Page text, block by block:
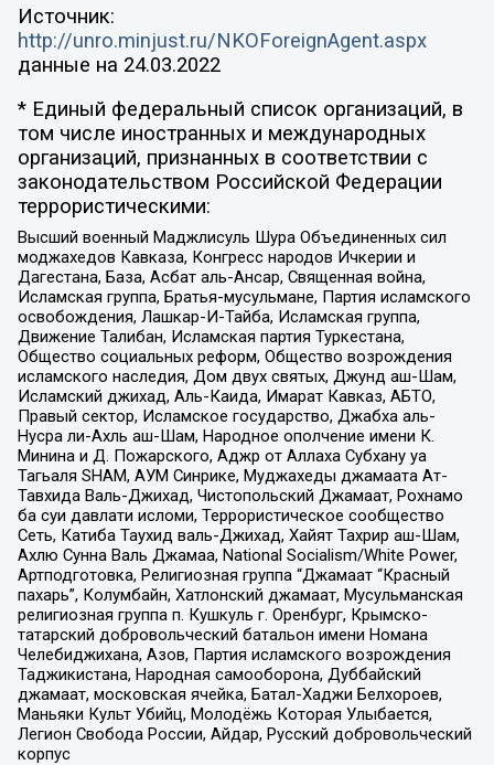
Источник:
http://unro.minjust.ru/NKOForeignAgent.aspx
данные на 24.03.2022
* Единый федеральный список организаций, в
том числе иностранных и международных
организаций, признанных в соответствии с
законодательством Российской Федерации
террористическими:
Высший военный Маджлисуль Шура Объединенных сил
моджахедов Кавказа, Конгресс народов Ичкерии и
Дагестана, База, Асбат аль-Ансар, Священная война,
Исламская группа, Братья-мусульмане, Партия исламского
освобождения, Лашкар-И-Тайба, Исламская группа,
Движение Талибан, Исламская партия Туркестана,
Общество социальных реформ, Общество возрождения
исламского наследия, Дом двух святых, Джунд аш-Шам,
Исламский джихад, Аль-Каида, Имарат Кавказ, АБТО,
Правый сектор, Исламское государство, Джабха аль-
Нусра ли-Ахль аш-Шам, Народное ополчение имени К.
Минина и Д. Пожарского, Аджр от Аллаха Субхану уа
Тагьаля SHAM, АУМ Синрике, Муджахеды джамаата Ат-
Тавхида Валь-Джихад, Чистопольский Джамаат, Рохнамо
ба суи давлати исломи, Террористическое сообщество
Сеть, Катиба Таухид валь-Джихад, Хайят Тахрир аш-Шам,
Ахлю Сунна Валь Джамаа, National Socialism/White Power,
Артподготовка, Религиозная группа “Джамаат “Красный
пахарь”, Колумбайн, Хатлонский джамаат, Мусульманская
религиозная группа п. Кушкуль г. Оренбург, Крымско-
татарский добровольческий батальон имени Номана
Челебиджихана, Азов, Партия исламского возрождения
Таджикистана, Народная самооборона, Дуббайский
джамаат, московская ячейка, Батал-Хаджи Белхороев,
Маньяки Культ Убийц, Молодёжь Которая Улыбается,
Легион Свобода России, Айдар, Русский добровольческий
корпус